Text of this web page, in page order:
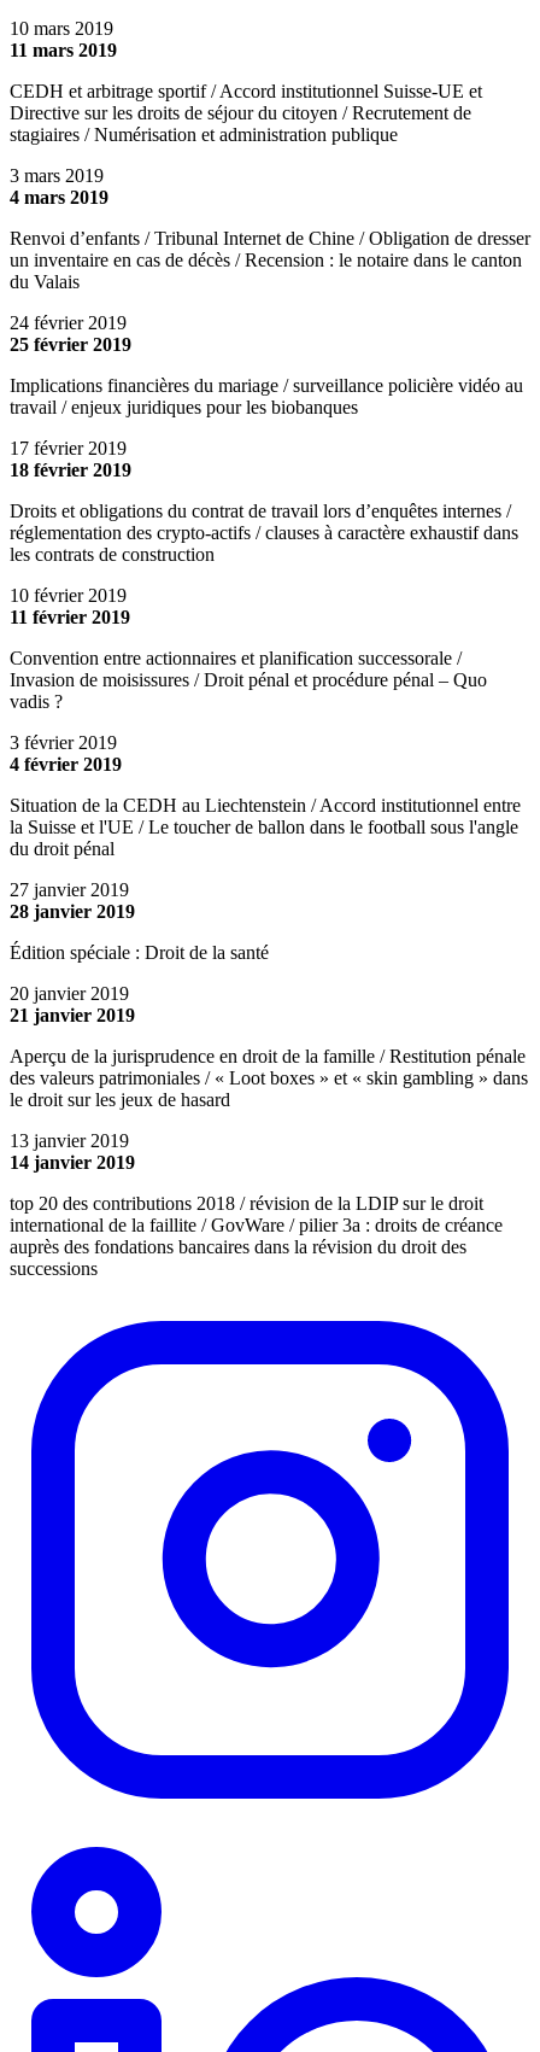
10 mars 2019
11 mars 2019
CEDH et arbitrage sportif / Accord institutionnel Suisse-UE et
Directive sur les droits de séjour du citoyen / Recrutement de
stagiaires / Numérisation et administration publique
3 mars 2019
4 mars 2019
Renvoi d’enfants / Tribunal Internet de Chine / Obligation de dresser
un inventaire en cas de décès / Recension : le notaire dans le canton
du Valais
24 février 2019
25 février 2019
Implications financières du mariage / surveillance policière vidéo au
travail / enjeux juridiques pour les biobanques
17 février 2019
18 février 2019
Droits et obligations du contrat de travail lors d’enquêtes internes /
réglementation des crypto-actifs / clauses à caractère exhaustif dans
les contrats de construction
10 février 2019
11 février 2019
Convention entre actionnaires et planification successorale /
Invasion de moisissures / Droit pénal et procédure pénal – Quo
vadis ?
3 février 2019
4 février 2019
Situation de la CEDH au Liechtenstein / Accord institutionnel entre
la Suisse et l'UE / Le toucher de ballon dans le football sous l'angle
du droit pénal
27 janvier 2019
28 janvier 2019
Édition spéciale : Droit de la santé
20 janvier 2019
21 janvier 2019
Aperçu de la jurisprudence en droit de la famille / Restitution pénale
des valeurs patrimoniales / « Loot boxes » et « skin gambling » dans
le droit sur les jeux de hasard
13 janvier 2019
14 janvier 2019
top 20 des contributions 2018 / révision de la LDIP sur le droit
international de la faillite / GovWare / pilier 3a : droits de créance
auprès des fondations bancaires dans la révision du droit des
successions